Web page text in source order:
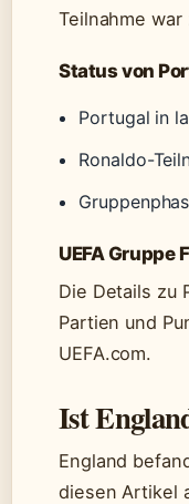
Teilnahme
Status von
Portugal in
Ronaldo-
UEFA Gruppe F
Die Details zu
Partien und
UEFA.com.
Ist
England
diesen Artikel